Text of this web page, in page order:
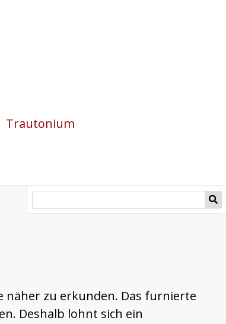
Trautonium
näher zu erkunden. Das furnierte
Deshalb lohnt sich ein